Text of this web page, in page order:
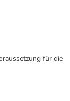
für die